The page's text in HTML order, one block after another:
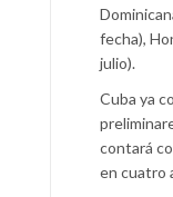
fecha),
julio).
Cuba ya
contará
en cuatro